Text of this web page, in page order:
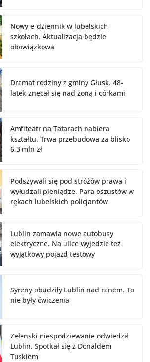
Nowy e-dziennik w lubelskich
szkołach. Aktualizacja będzie
obowiązkowa
Dramat rodziny z gminy Głusk. 48-
latek znęcał się nad żoną i córkami
Amfiteatr na Tatarach nabiera
kształtu. Trwa przebudowa za blisko
6,3 mln zł
Podszywali się pod stróżów prawa i
wyłudzali pieniądze. Para oszustów w
rękach lubelskich policjantów
Lublin zamawia nowe autobusy
elektryczne. Na ulice wyjedzie też
wyjątkowy pojazd testowy
Syreny obudziły Lublin nad ranem. To
nie były ćwiczenia
Zełenski niespodziewanie odwiedził
Lublin. Spotkał się z Donaldem
Tuskiem